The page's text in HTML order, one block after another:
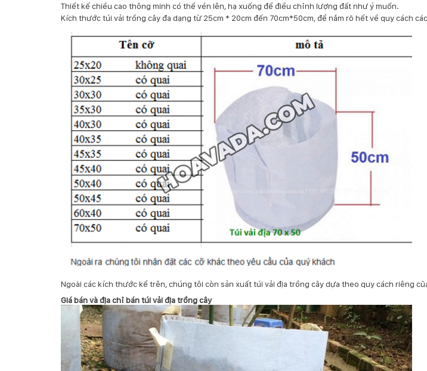
Thiết kế chiều cao thông minh có thể vén lên, hạ xuống để điều chỉnh lượng đất như ý muốn.
Kích thước túi vải trồng cây đa dạng từ 25cm * 20cm đến 70cm*50cm, để nắm rõ hết về quy cách
Ngoài các kích thước kể trên, chúng tôi còn sản xuất túi vải địa trồng cây dựa theo quy cách riêng
Giá bán và địa chỉ bán túi vải địa trồng cây